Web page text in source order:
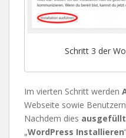
Schritt 3 der
Im vierten Schritt werden
Webseite sowie
Nachdem dies ausgefüllt
„WordPress Installieren